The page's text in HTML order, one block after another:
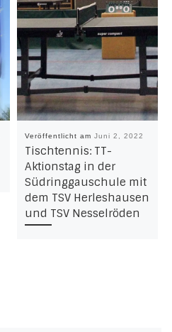
Veröffentlicht am Juni 2, 2022
Tischtennis: TT-
Aktionstag in der
Südringgauschule mit
dem TSV Herleshausen
und TSV Nesselröden